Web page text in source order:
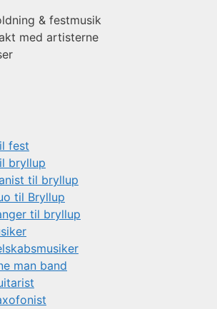
& festmusik
med artisterne
fest
bryllup
til bryllup
til Bryllup
til bryllup
man band